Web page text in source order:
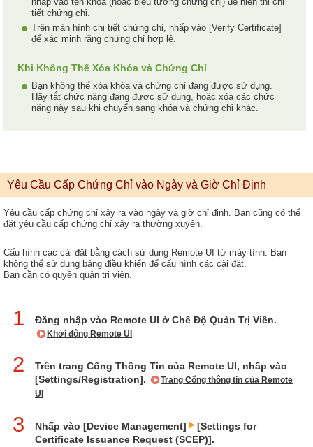
tiết chứng chỉ.
Trên màn hình chi tiết chứng chỉ, nhấp vào [Verify Certificate]
để xác minh rằng chứng chỉ hợp lệ.
Khi Không Thể Xóa Khóa và Chứng Chỉ
Bạn không thể xóa khóa và chứng chỉ đang được sử dụng.
Hãy tắt chức năng đang được sử dụng, hoặc xóa các chức
năng này sau khi chuyển sang khóa và chứng chỉ khác.
Yêu Cầu Cấp Chứng Chỉ vào Ngày và Giờ Chỉ Định
Yêu cầu cấp chứng chỉ xảy ra vào ngày và giờ chỉ định. Bạn cũng có thể
đặt yêu cầu cấp chứng chỉ xảy ra thường xuyên.
Cấu hình các cài đặt bằng cách sử dụng Remote UI từ máy tính. Bạn
không thể sử dụng bảng điều khiển để cấu hình các cài đặt.
Bạn cần có quyền quản trị viên.
1 Đăng nhập vào Remote UI ở Chế Độ Quản Trị Viên.
Khởi động Remote UI
2
Trên trang Cổng Thông Tin của Remote UI, nhấp vào
[Settings/Registration].
Trang Cổng thông tin của Remote
UI
3 Nhấp vào [Device Management]
[Settings for
Certificate Issuance Request (SCEP)].